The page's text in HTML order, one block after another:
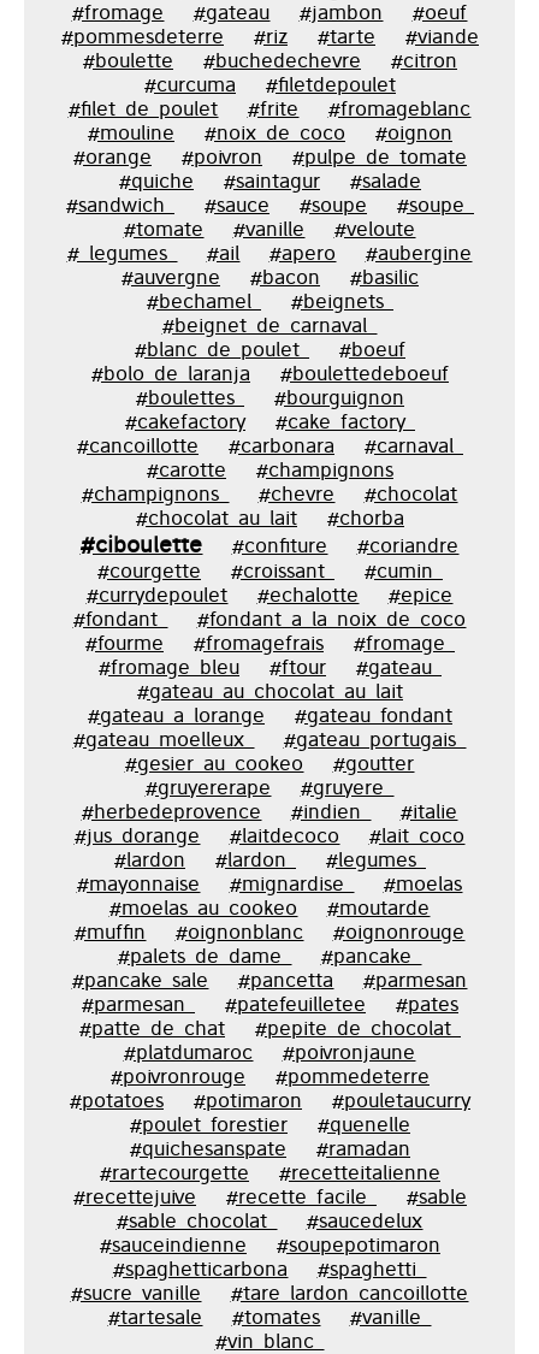
#fromage
#gateau #jambon
#oeuf
#pommesdeterre
#riz #tarte
#viande
#boulette
#buchedechevre
#citron
#curcuma
#filetdepoulet
#filet_de_poulet
#frite
#fromageblanc
#mouline
#noix_de_coco
#oignon
#orange
#poivron
#pulpe_de_tomate
#quiche
#saintagur
#salade
#sandwich_
#sauce #soupe
#soupe_
#tomate
#vanille
#veloute
#_legumes_
#ail #apero
#aubergine
#auvergne
#bacon
#basilic
#bechamel_
#beignets_
#beignet_de_carnaval_
#blanc_de_poulet_
#boeuf
#bolo_de_laranja
#boulettedeboeuf
#boulettes_
#bourguignon
#cakefactory
#cake_factory_
#cancoillotte
#carbonara
#carnaval_
#carotte
#champignons
#champignons_
#chevre
#chocolat
#chocolat_au_lait
#chorba
#ciboulette #confiture
#coriandre
#courgette
#croissant_
#cumin_
#currydepoulet
#echalotte
#epice
#fondant_
#fondant_a_la_noix_de_coco
#fourme
#fromagefrais
#fromage_
#fromage_bleu
#ftour
#gateau_
#gateau_au_chocolat_au_lait
#gateau_a_lorange
#gateau_fondant
#gateau_moelleux_
#gateau_portugais_
#gesier_au_cookeo
#goutter
#gruyererape
#gruyere_
#herbedeprovence
#indien_
#italie
#jus_dorange
#laitdecoco
#lait_coco
#lardon
#lardon_
#legumes_
#mayonnaise
#mignardise_
#moelas
#moelas_au_cookeo
#moutarde
#muffin
#oignonblanc
#oignonrouge
#palets_de_dame_
#pancake_
#pancake_sale
#pancetta
#parmesan
#parmesan_
#patefeuilletee
#pates
#patte_de_chat
#pepite_de_chocolat_
#platdumaroc
#poivronjaune
#poivronrouge
#pommedeterre
#potatoes
#potimaron
#pouletaucurry
#poulet_forestier
#quenelle
#quichesanspate
#ramadan
#rartecourgette
#recetteitalienne
#recettejuive
#recette_facile_
#sable
#sable_chocolat_
#saucedelux
#sauceindienne
#soupepotimaron
#spaghetticarbona
#spaghetti_
#sucre_vanille
#tare_lardon_cancoillotte
#tartesale
#tomates
#vanille_
#vin_blanc_